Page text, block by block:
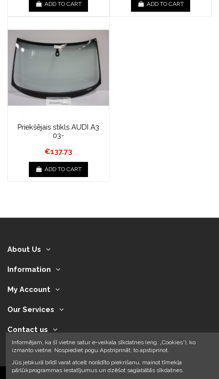
ADD TO CART ADD TO CART
Priekšējais stikls AUDI A3
03-
€137.73
ADD TO CART
About Us
Information
My Account
Our Services
Contact us
Informējam, ka šī vietne satur e-veikala sīkdatnes (eng. „Cookies”), ko
izmanto vietne. Nospiediet pogu Apstriprināt, to apstiprinot.
Jūs jebkurā brīdī varat atcelt norādīto piekrišanu, mainot tīmekļa
pārlūkprogrammas iestatījumus un dzēšot saglabātās sīkdatnes.